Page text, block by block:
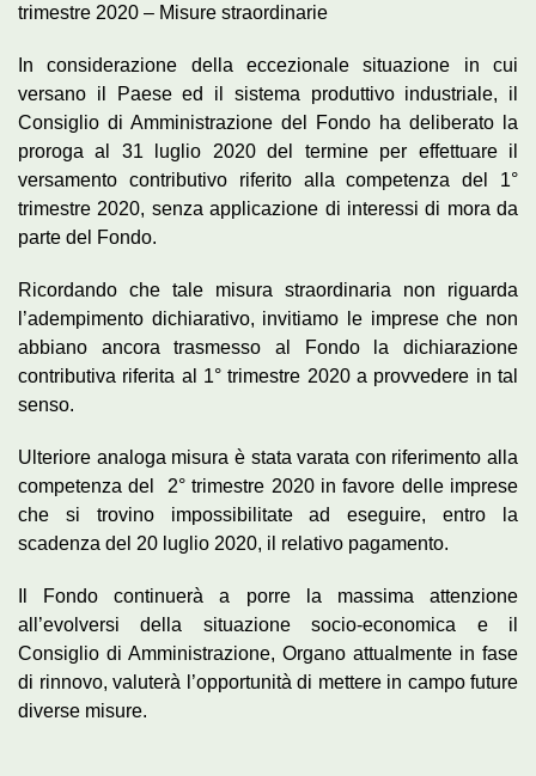
trimestre 2020 – Misure straordinarie
In considerazione della eccezionale situazione in cui
versano il Paese ed il sistema produttivo industriale, il
Consiglio di Amministrazione del Fondo ha deliberato la
proroga al 31 luglio 2020 del termine per effettuare il
versamento contributivo riferito alla competenza del 1°
trimestre 2020, senza applicazione di interessi di mora da
parte del Fondo.
Ricordando che tale misura straordinaria non riguarda
l’adempimento dichiarativo, invitiamo le imprese che non
abbiano ancora trasmesso al Fondo la dichiarazione
contributiva riferita al 1° trimestre 2020 a provvedere in tal
senso.
Ulteriore analoga misura è stata varata con riferimento alla
competenza del 2° trimestre 2020 in favore delle imprese
che si trovino impossibilitate ad eseguire, entro la
scadenza del 20 luglio 2020, il relativo pagamento.
Il Fondo continuerà a porre la massima attenzione
all’evolversi della situazione socio-economica e il
Consiglio di Amministrazione, Organo attualmente in fase
di rinnovo, valuterà l’opportunità di mettere in campo future
diverse misure.